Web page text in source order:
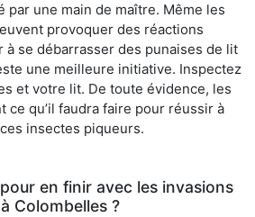
par une main de maître. Même les
provoquer des réactions
se débarrasser des punaises de lit
une meilleure initiative. Inspectez
et votre lit. De toute évidence, les
ce qu’il faudra faire pour réussir à
insectes piqueurs.
en finir avec les invasions
Colombelles ?